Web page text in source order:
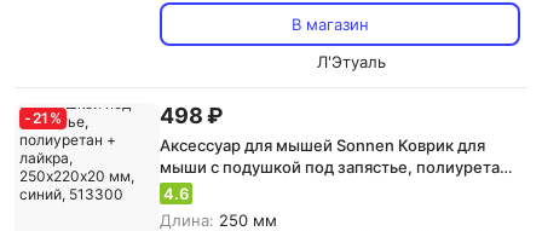
В магазин
Л'Этуаль
-21 % 498 ₽
Аксессуар для мышей Sonnen Коврик для
мыши с подушкой под запястье, полиуретан
+ лайкра, 250х220х20 мм, синий, 513300
4.6
Длина: 250 мм